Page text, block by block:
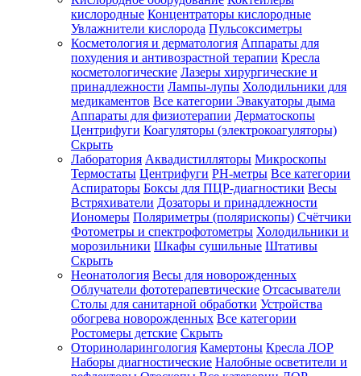
Зарегистрироваться
Зачем
регистрироваться?
Все
покупки
одном
месте
Личный
менеджер
Отслеживание
статуса
заказа
кислородные Концентраторы кислородные
Увлажнители кислорода Пульсоксиметры
Косметология и дерматология Аппараты для
похудения и антивозрастной терапии Кресла
косметологические Лазеры хирургические и
принадлежности Лампы-лупы Холодильники для
медикаментов Все категории Эвакуаторы дыма
Аппараты для физиотерапии Дерматоскопы
Центрифуги Коагуляторы (электрокоагуляторы)
Скрыть
Лаборатория Аквадистилляторы Микроскопы
Термостаты Центрифуги PH-метры Все категории
Аспираторы Боксы для ПЦР-диагностики Весы
Встряхиватели Дозаторы и принадлежности
Иономеры Поляриметры (полярископы) Счётчики
Фотометры и спектрофотометры Холодильники и
морозильники Шкафы сушильные Штативы
Скрыть
Неонатология Весы для новорожденных
Облучатели фототерапевтические Отсасыватели
Столы для санитарной обработки Устройства
обогрева новорожденных Все категории
Ростомеры детские Скрыть
Оториноларингология Камертоны Кресла ЛОР
Наборы диагностические Налобные осветители и